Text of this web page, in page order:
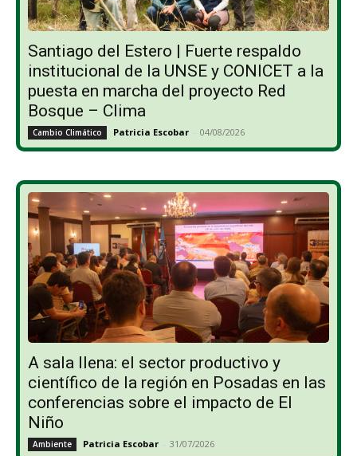
Santiago del Estero | Fuerte respaldo
institucional de la UNSE y CONICET a la
puesta en marcha del proyecto Red
Bosque – Clima
Cambio Climático Patricia Escobar - 04/08/2026
A sala llena: el sector productivo y
científico de la región en Posadas en las
conferencias sobre el impacto de El
Niño
Ambiente Patricia Escobar - 31/07/2026